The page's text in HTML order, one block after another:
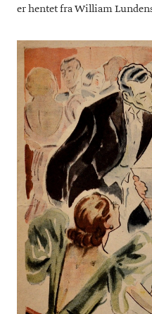
er hentet fra William